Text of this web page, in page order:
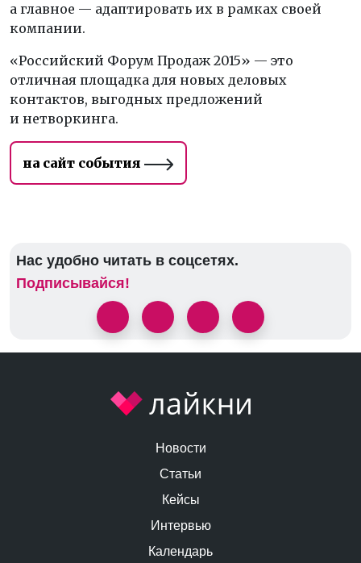
а главное — адаптировать их в рамках своей
компании.
«Российский Форум Продаж 2015» — это
отличная площадка для новых деловых
контактов, выгодных предложений
и нетворкинга.
на сайт события
Нас удобно читать в соцсетях.
Подписывайся!
Новости
Статьи
Кейсы
Интервью
Календарь